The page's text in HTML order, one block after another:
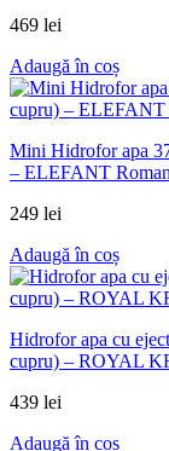
469 lei
Adaugă în coș
Mini Hidrofor apa
– ELEFANT
249 lei
Adaugă în coș
Hidrofor apa cu
cupru) – ROYAL
439 lei
Adaugă în coș